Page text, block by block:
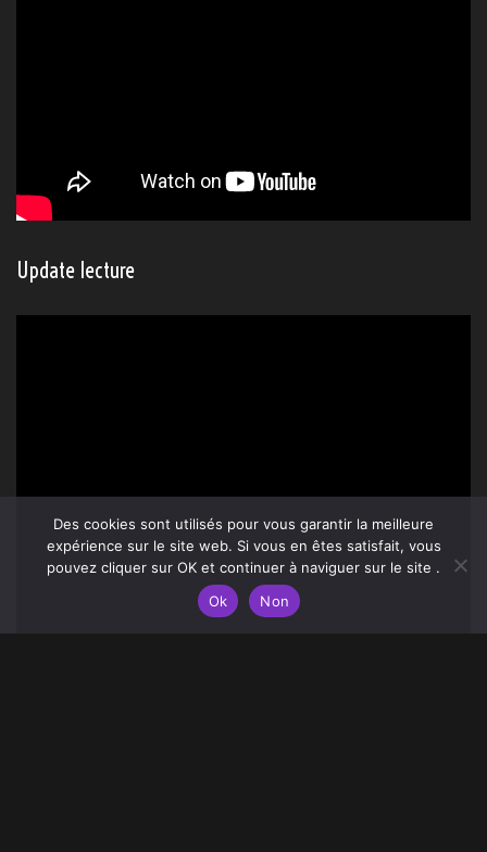
Update lecture
Des cookies sont utilisés pour vous garantir la meilleure
expérience sur le site web. Si vous en êtes satisfait, vous
pouvez cliquer sur OK et continuer à naviguer sur le site .
Ok
Non